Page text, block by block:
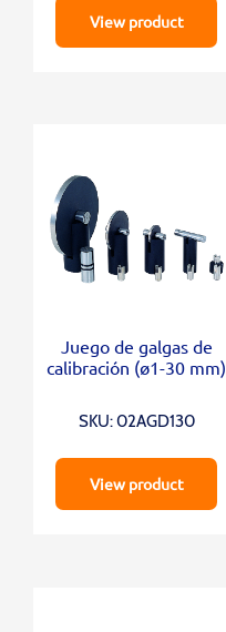
View product
Juego de galgas de
calibración (ø1-30 mm)
SKU: 02AGD130
View product